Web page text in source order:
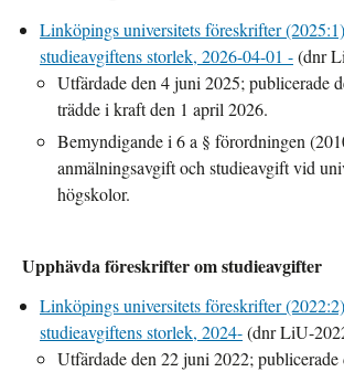
Linköpings universitets föreskrifter
studieavgiftens storlek, 2026-04-01 -(dnr
Utfärdade den 4 juni 2025; publicerade
trädde i kraft den 1 april 2026.
Bemyndigande i 6 a § förordningen
anmälningsavgift och studieavgift vid
högskolor.
Upphävda föreskrifter om studieavgifter
Linköpings universitets föreskrifter
studieavgiftens storlek, 2024-(dnr LiU-
Utfärdade den 22 juni 2022;